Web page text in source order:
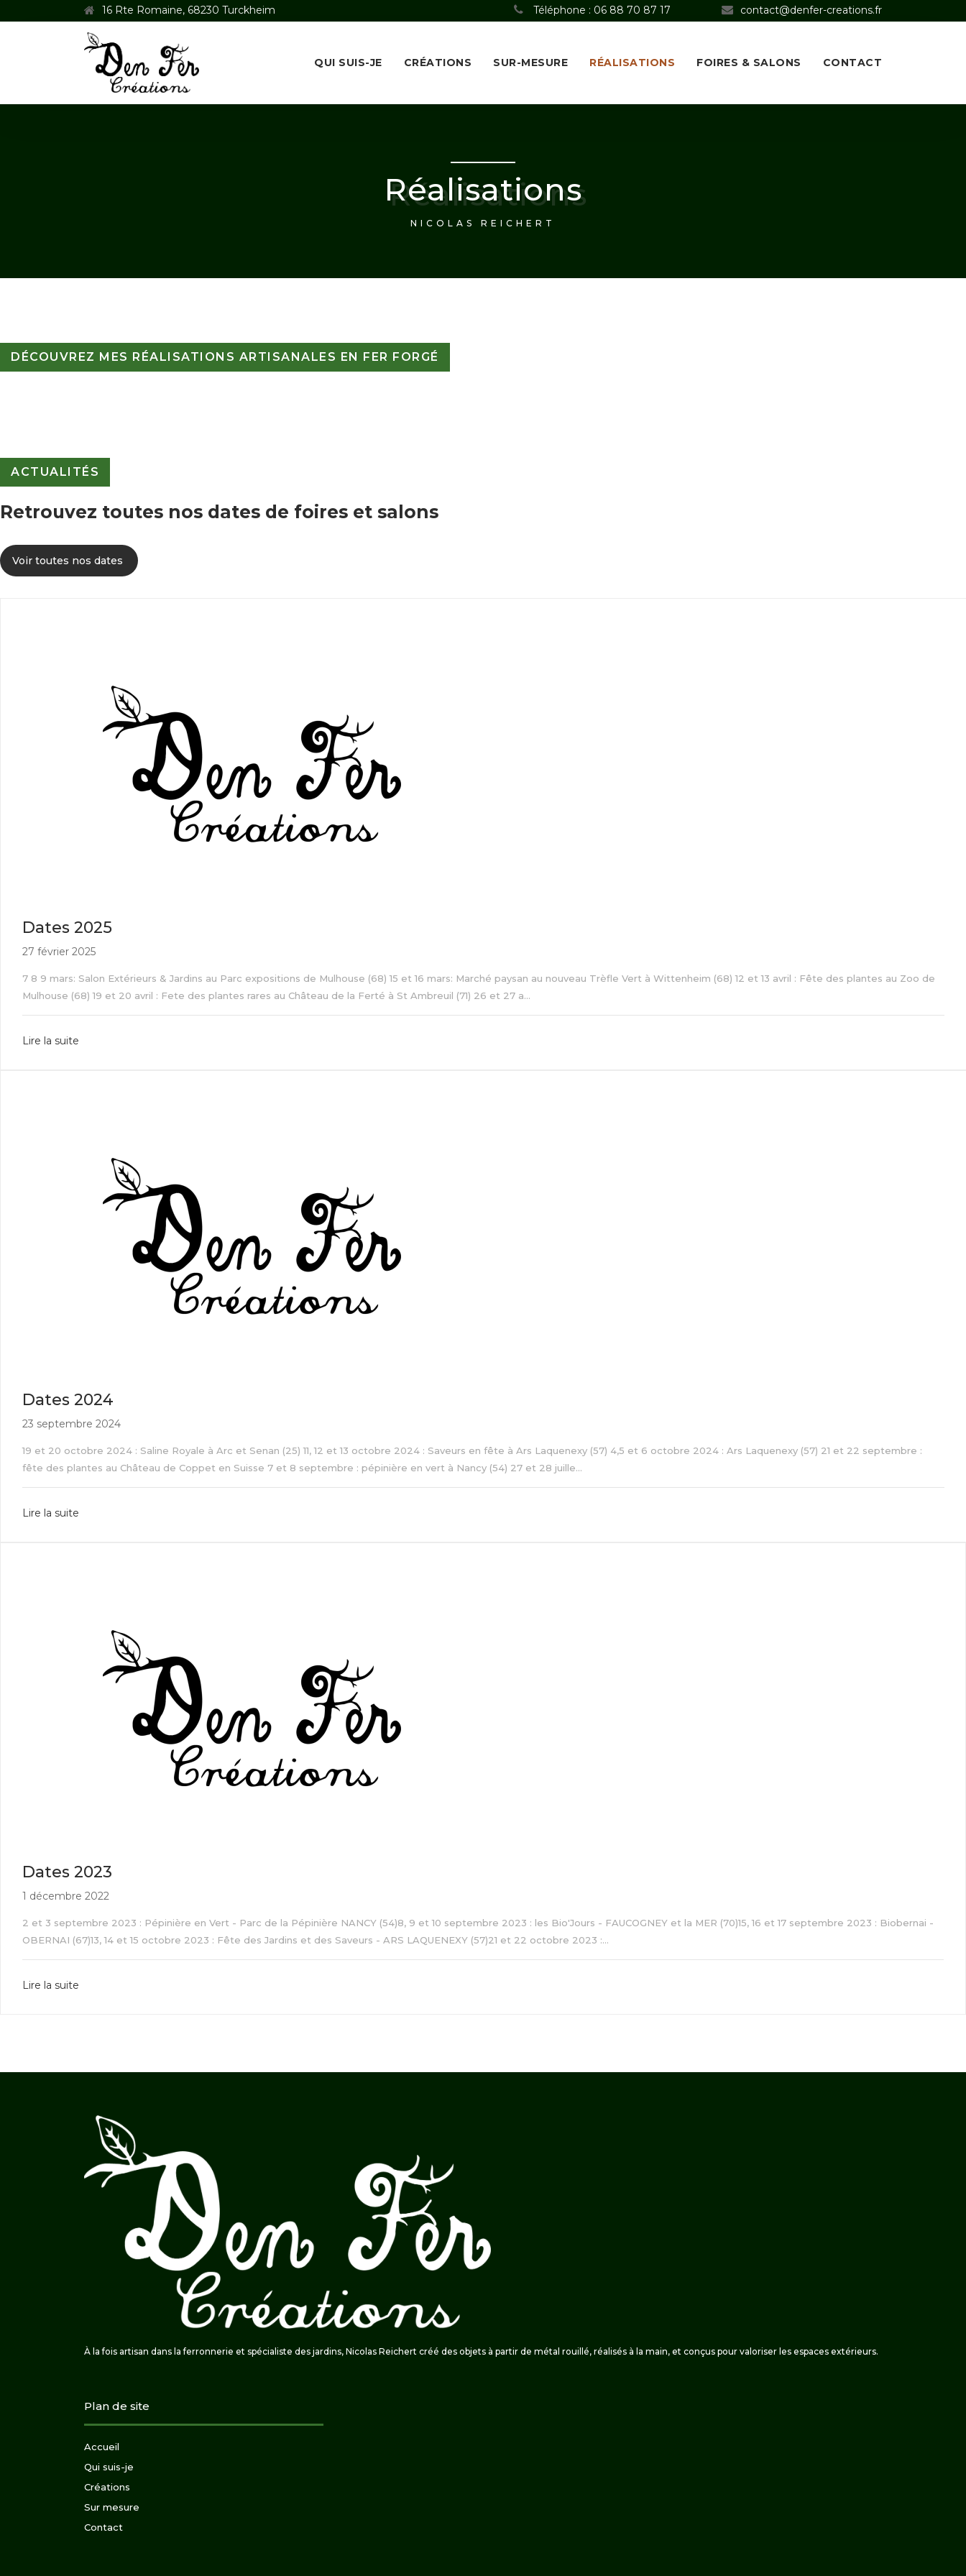
16 Rte Romaine, 68230 Turckheim Téléphone : 06 88 70 87 17 contact@denfer-creations.fr
QUI SUIS-JE CRÉATIONS SUR-MESURE RÉALISATIONS FOIRES & SALONS CONTACT
Réalisations
NICOLAS REICHERT
DÉCOUVREZ MES RÉALISATIONS ARTISANALES EN FER FORGÉ
ACTUALITÉS
Retrouvez toutes nos dates de foires et salons
Voir toutes nos dates
Dates 2025
27 février 2025
7 8 9 mars: Salon Extérieurs & Jardins au Parc expositions de Mulhouse (68) 15 et 16 mars: Marché paysan au nouveau Trèfle Vert à Wittenheim (68) 12 et 13 avril : Fête des plantes au Zoo de
Mulhouse (68) 19 et 20 avril : Fete des plantes rares au Château de la Ferté à St Ambreuil (71) 26 et 27 a...
Lire la suite
Dates 2024
23 septembre 2024
19 et 20 octobre 2024 : Saline Royale à Arc et Senan (25) 11, 12 et 13 octobre 2024 : Saveurs en fête à Ars Laquenexy (57) 4,5 et 6 octobre 2024 : Ars Laquenexy (57) 21 et 22 septembre :
fête des plantes au Château de Coppet en Suisse 7 et 8 septembre : pépinière en vert à Nancy (54) 27 et 28 juille...
Lire la suite
Dates 2023
1 décembre 2022
2 et 3 septembre 2023 : Pépinière en Vert - Parc de la Pépinière NANCY (54)8, 9 et 10 septembre 2023 : les Bio'Jours - FAUCOGNEY et la MER (70)15, 16 et 17 septembre 2023 : Biobernai -
OBERNAI (67)13, 14 et 15 octobre 2023 : Fête des Jardins et des Saveurs - ARS LAQUENEXY (57)21 et 22 octobre 2023 :...
Lire la suite
À la fois artisan dans la ferronnerie et spécialiste des jardins, Nicolas Reichert créé des objets à partir de métal rouillé, réalisés à la main, et conçus pour valoriser les espaces extérieurs.
Plan de site
Accueil
Qui suis-je
Créations
Sur mesure
Contact